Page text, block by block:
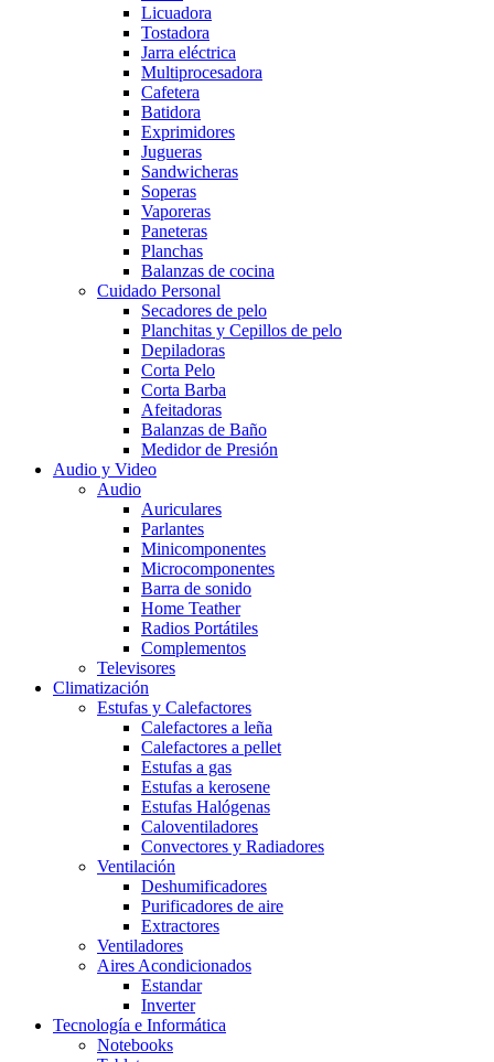
Licuadora
Tostadora
Jarra eléctrica
Multiprocesadora
Cafetera
Batidora
Exprimidores
Jugueras
Sandwicheras
Soperas
Vaporeras
Paneteras
Planchas
Balanzas de cocina
Cuidado Personal
Secadores de pelo
Planchitas y Cepillos de pelo
Depiladoras
Corta Pelo
Corta Barba
Afeitadoras
Balanzas de Baño
Medidor de Presión
Audio y Video
Audio
Auriculares
Parlantes
Minicomponentes
Microcomponentes
Barra de sonido
Home Teather
Radios Portátiles
Complementos
Televisores
Climatización
Estufas y Calefactores
Calefactores a leña
Calefactores a pellet
Estufas a gas
Estufas a kerosene
Estufas Halógenas
Caloventiladores
Convectores y Radiadores
Ventilación
Deshumificadores
Purificadores de aire
Extractores
Ventiladores
Aires Acondicionados
Estandar
Inverter
Tecnología e Informática
Notebooks